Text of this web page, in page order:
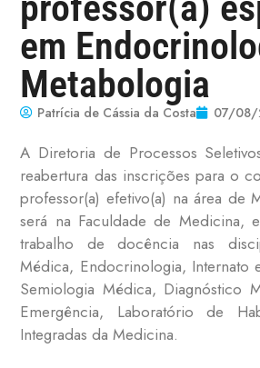
em
Metabologia
Patrícia de Cássia da Costa 07/
A Diretoria de Processos
reabertura das inscrições para o
professor(a) efetivo(a) na área de
será na Faculdade de Medicina,
trabalho de docência nas
Médica, Endocrinologia, Internato
Semiologia Médica, Diagnóstico
Emergência, Laboratório de
Integradas da Medicina.